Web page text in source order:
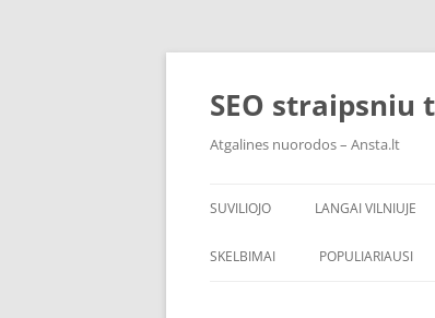
Skip
SEO straipsniu
Atgalines nuorodos – Ansta.lt
SUVILIOJO LANGAI VILNIUJE
SKELBIMAI POPULIARIAUSI